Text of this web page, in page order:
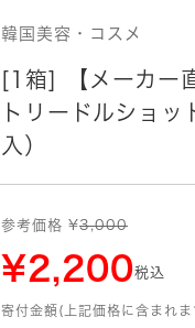
韓国美容・コスメ
[1箱] 【メーカー
トリードルショ
入）
参考価格 ¥3,000
¥2,200税込
寄付金額(上記価格に含まれま